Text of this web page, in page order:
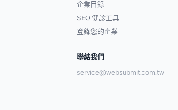
企業目錄
SEO 健診工具
登錄您的企業
聯絡我們
service@websubmit.com.tw